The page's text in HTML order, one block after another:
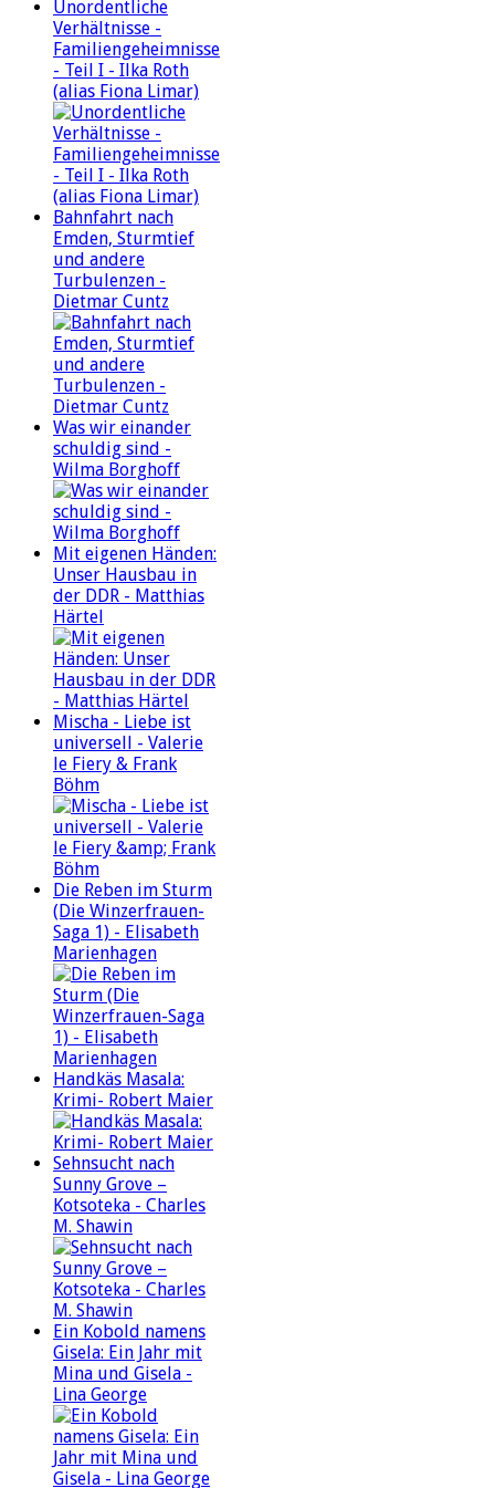
Unordentliche
Verhältnisse -
Familiengeheimnisse
- Teil I - Ilka Roth
(alias Fiona Limar)
Bahnfahrt nach
Emden, Sturmtief
und andere
Turbulenzen -
Dietmar Cuntz
Was wir einander
schuldig sind -
Wilma Borghoff
Mit eigenen Händen:
Unser Hausbau in
der DDR - Matthias
Härtel
Mischa - Liebe ist
universell - Valerie
le Fiery & Frank
Böhm
Die Reben im Sturm
(Die Winzerfrauen-
Saga 1) - Elisabeth
Marienhagen
Handkäs Masala:
Krimi- Robert Maier
Sehnsucht nach
Sunny Grove –
Kotsoteka - Charles
M. Shawin
Ein Kobold namens
Gisela: Ein Jahr mit
Mina und Gisela -
Lina George